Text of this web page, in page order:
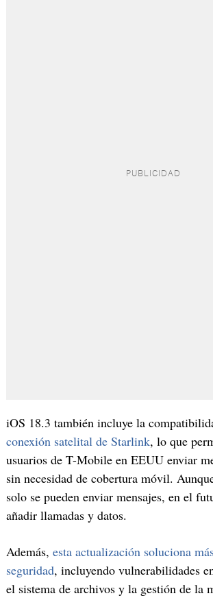
iOS 18.3 también incluye la
conexión satelital de Starlink, lo que
usuarios de T-Mobile en EEUU enviar
sin necesidad de cobertura móvil.
solo se pueden enviar mensajes, en el
añadir llamadas y datos.
Además, esta actualización soluciona
seguridad, incluyendo vulnerabilidades
el sistema de archivos y la gestión de la